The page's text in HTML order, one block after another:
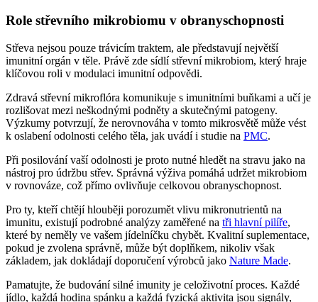
Role střevního mikrobiomu v obranyschopnosti
Střeva nejsou pouze trávicím traktem, ale představují největší
imunitní orgán v těle. Právě zde sídlí střevní mikrobiom, který hraje
klíčovou roli v modulaci imunitní odpovědi.
Zdravá střevní mikroflóra komunikuje s imunitními buňkami a učí je
rozlišovat mezi neškodnými podněty a skutečnými patogeny.
Výzkumy potvrzují, že nerovnováha v tomto mikrosvětě může vést
k oslabení odolnosti celého těla, jak uvádí i studie na PMC.
Při posilování vaší odolnosti je proto nutné hledět na stravu jako na
nástroj pro údržbu střev. Správná výživa pomáhá udržet mikrobiom
v rovnováze, což přímo ovlivňuje celkovou obranyschopnost.
Pro ty, kteří chtějí hlouběji porozumět vlivu mikronutrientů na
imunitu, existují podrobné analýzy zaměřené na tři hlavní pilíře,
které by neměly ve vašem jídelníčku chybět. Kvalitní suplementace,
pokud je zvolena správně, může být doplňkem, nikoliv však
základem, jak dokládají doporučení výrobců jako Nature Made.
Pamatujte, že budování silné imunity je celoživotní proces. Každé
jídlo, každá hodina spánku a každá fyzická aktivita jsou signály,